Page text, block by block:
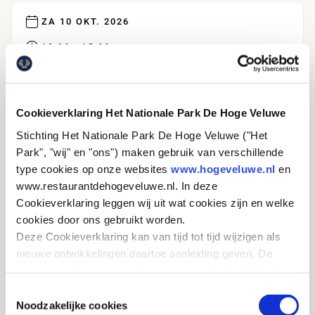
Cookieverklaring Het Nationale Park De Hoge Veluwe
Stichting Het Nationale Park De Hoge Veluwe ("Het
Park", "wij" en "ons") maken gebruik van verschillende
type cookies op onze websites www.hogeveluwe.nl en
www.restaurantdehogeveluwe.nl. In deze
Cookieverklaring leggen wij uit wat cookies zijn en welke
cookies door ons gebruikt worden.
Deze Cookieverklaring kan van tijd tot tijd wijzigen als
nieuwe ontwikkelingen daartoe aanleiding geven. De
raadplegen, zodat u van deze wijzigingen op de hoogte
Noodzakelijke cookies
ZA 10 OKT. 2026
13:30 - 15:30
TICKETS
ZA 17 OKT. 2026
13:30 - 15:30
16 PLEKKEN
TICKETS
ZA 24 OKT. 2026